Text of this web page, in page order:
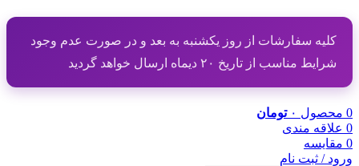
کلیه سفارشات از روز یکشنبه به بعد و در صورت عدم وجود
شرایط مناسب از تاریخ ۲۰ دیماه ارسال خواهد گردید
0 محصول ۰ تومان
0 علاقه مندی
0 مقایسه
ورود / ثبت نام